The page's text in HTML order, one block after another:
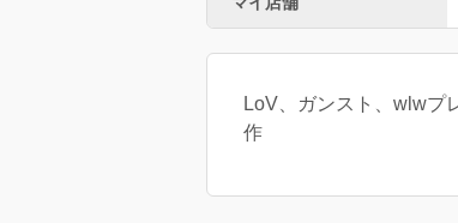
LoV、ガンスト、wlwプ
作